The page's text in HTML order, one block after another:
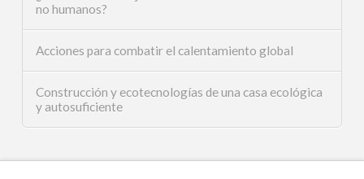
no humanos?
Acciones para combatir el calentamiento global
Construcción y ecotecnologías de una casa ecológica
y autosuficiente